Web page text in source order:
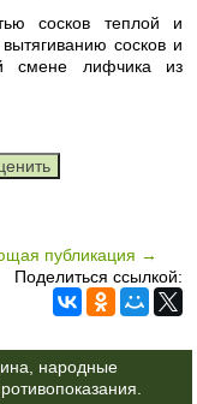
сосков теплой и
сосков и
смене лифчика из
публикация →
Поделиться ссылкой:
народные